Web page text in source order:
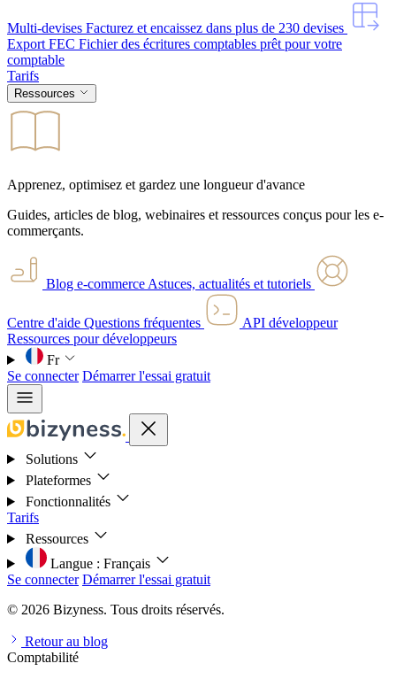
Multi-devises Facturez et encaissez dans plus de 230 devises
Export FEC Fichier des écritures comptables prêt pour votre
comptable
Tarifs
Ressources
Apprenez, optimisez et gardez une longueur d'avance
Guides, articles de blog, webinaires et ressources conçus pour les e-
commerçants.
Blog e-commerce Astuces, actualités et tutoriels
Centre d'aide Questions fréquentes
API développeur
Ressources pour développeurs
Fr
Se connecter Démarrer l'essai gratuit
Solutions
Plateformes
Fonctionnalités
Tarifs
Ressources
Langue : Français
Se connecter Démarrer l'essai gratuit
© 2026 Bizyness. Tous droits réservés.
Retour au blog
Comptabilité